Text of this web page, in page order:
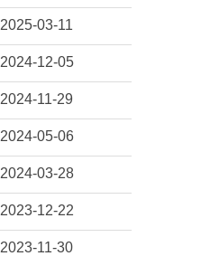
2025-03-11
2024-12-05
2024-11-29
2024-05-06
2024-03-28
2023-12-22
2023-11-30